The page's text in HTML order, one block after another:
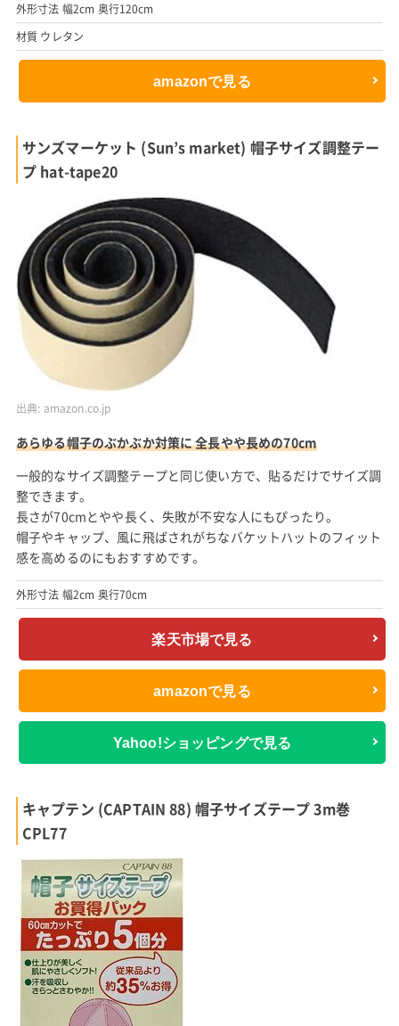
外形寸法 幅2cm 奥行120cm
材質 ウレタン
amazonで見る
サンズマーケット (Sun’s market) 帽子サイズ調整テー
プ hat-tape20
出典: amazon.co.jp
あらゆる帽子のぶかぶか対策に 全長やや長めの70cm
一般的なサイズ調整テープと同じ使い方で、貼るだけでサイズ調
整できます。
長さが70cmとやや長く、失敗が不安な人にもぴったり。
帽子やキャップ、風に飛ばされがちなバケットハットのフィット
感を高めるのにもおすすめです。
外形寸法 幅2cm 奥行70cm
楽天市場で見る
amazonで見る
Yahoo!ショッピングで見る
キャプテン (CAPTAIN 88) 帽子サイズテープ 3m巻
CPL77